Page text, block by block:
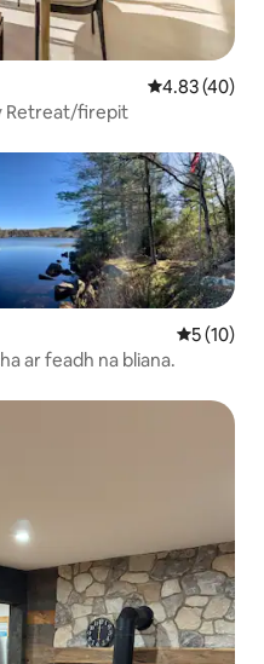
Meánrátáil
4.83 (40)
Retreat/firepit
5 (10)
ar feadh na bliana.